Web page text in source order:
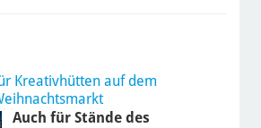
Kreativhütten auf dem
Auch für Stände des